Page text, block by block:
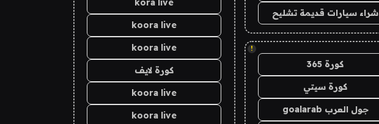
شراء سيارات قديمة تشليح
!
كورة 365
كورة سيتي
جول العرب goalarab
koora live
koora live
كورة لايف
koora live
koora live